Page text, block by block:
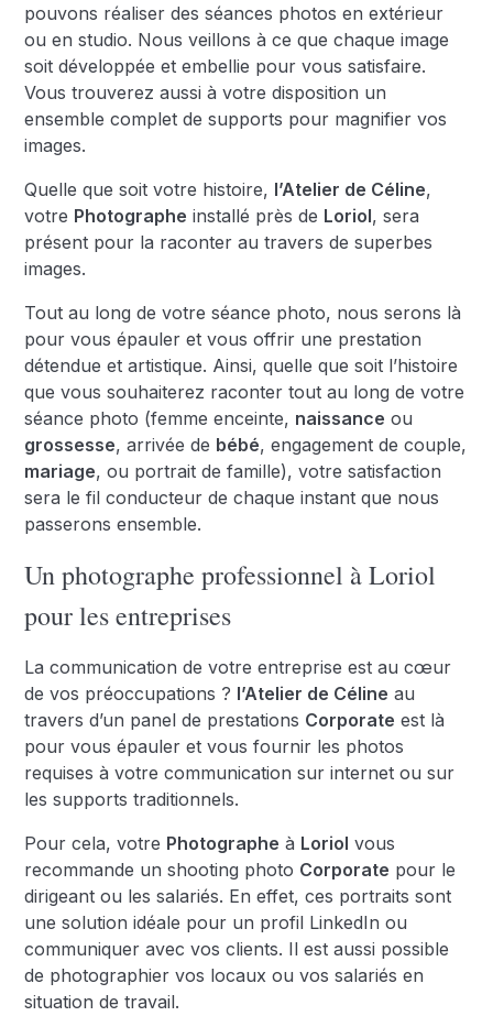
pouvons réaliser des séances photos en extérieur
ou en studio. Nous veillons à ce que chaque image
soit développée et embellie pour vous satisfaire.
Vous trouverez aussi à votre disposition un
ensemble complet de supports pour magnifier vos
images.
Quelle que soit votre histoire, l’Atelier de Céline,
votre Photographe installé près de Loriol, sera
présent pour la raconter au travers de superbes
images.
Tout au long de votre séance photo, nous serons là
pour vous épauler et vous offrir une prestation
détendue et artistique. Ainsi, quelle que soit l’histoire
que vous souhaiterez raconter tout au long de votre
séance photo (femme enceinte, naissance ou
grossesse, arrivée de bébé, engagement de couple,
mariage, ou portrait de famille), votre satisfaction
sera le fil conducteur de chaque instant que nous
passerons ensemble.
Un photographe professionnel à Loriol
pour les entreprises
La communication de votre entreprise est au cœur
de vos préoccupations ? l’Atelier de Céline au
travers d’un panel de prestations Corporate est là
pour vous épauler et vous fournir les photos
requises à votre communication sur internet ou sur
les supports traditionnels.
Pour cela, votre Photographe à Loriol vous
recommande un shooting photo Corporate pour le
dirigeant ou les salariés. En effet, ces portraits sont
une solution idéale pour un profil LinkedIn ou
communiquer avec vos clients. Il est aussi possible
de photographier vos locaux ou vos salariés en
situation de travail.